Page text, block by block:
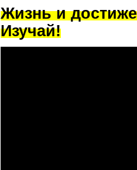
Жизнь и
Изучай!